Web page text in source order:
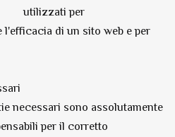
utilizzati per
di un sito web e per
necessari sono assolutamente
per il corretto